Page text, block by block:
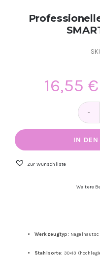
Kontakt
16,55€
IN DEN
Zur Wunschliste
Weitere
Werkzeugtyp:
Stahlsorte: 30×13